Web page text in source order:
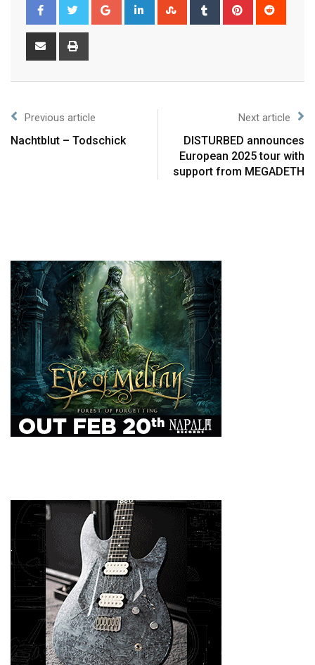
Previous article
Nachtblut – Todschick
Next article
DISTURBED announces
European 2025 tour with
support from MEGADETH